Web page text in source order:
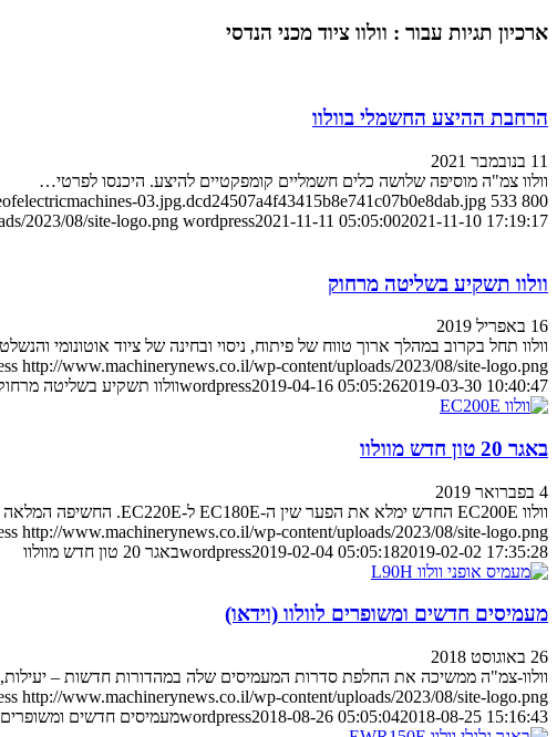
ארכיון תגיות עבור : וולוו ציוד מכני הנדסי
הרחבת ההיצע החשמלי בוולוו
11 בנובמבר 2021
וולוו צמ"ה מוסיפה שלושה כלים חשמליים קומפקטיים להיצע. היכנסו לפרטי…
03.jpg.dcd24507a4f43415b8e741c07b0e8dab.jpg 533 800
2023/08/site-logo.png wordpress2021-11-11 05:05:002021-11-10 17:19:17
וולוו תשקיע בשליטה מרחוק
16 באפריל 2019
וולוו תחל בקרוב במהלך ארוך טווח של פיתוח, ניסוי ובחינה של ציוד אוטונומי
http://www.machinerynews.co.il/wp-content/uploads/2023/08/site-logo.png
wordpress2019-04-16 05:05:262019-03-30 10:40:47 וולוו תשקיע בשליטה
באגר 20 טון חדש מוולוו
4 בפברואר 2019
וולוו EC200E החדש ימלא את הפער שין ה-EC180E ל-EC220E. החשיפה המלאה תהיה בתערוכת BAUMA בתחילת אפריל
http://www.machinerynews.co.il/wp-content/uploads/2023/08/site-logo.png
wordpress2019-02-04 05:05:182019-02-02 17:35:28 באגר 20 טון חדש מוולוו
מעמיסים חדשים ומשופרים לוולוו (וידאו)
26 באוגוסט 2018
וולוו-צמ"ה ממשיכה את החלפת סדרות המעמיסים שלה במהדורות חדשות – יעילות,
http://www.machinerynews.co.il/wp-content/uploads/2023/08/site-logo.png
wordpress2018-08-26 05:05:042018-08-25 15:16:43 מעמיסים חדשים ומשופרים